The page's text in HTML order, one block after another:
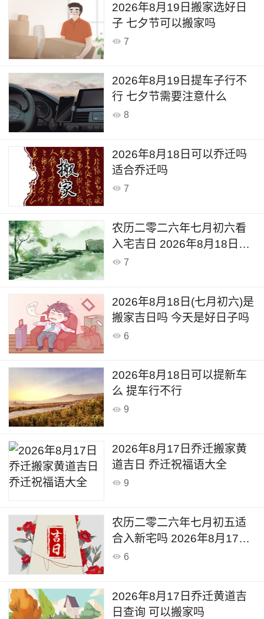
2026年8月19日搬家选好日
子 七夕节可以搬家吗
7
2026年8月19日提车子行不
行 七夕节需要注意什么
8
2026年8月18日可以乔迁吗
适合乔迁吗
7
农历二零二六年七月初六看
入宅吉日 2026年8月18日黄
道吉日查询
7
2026年8月18日(七月初六)是
搬家吉日吗 今天是好日子吗
6
2026年8月18日可以提新车
么 提车行不行
9
2026年8月17日乔迁搬家黄
道吉日 乔迁祝福语大全
9
农历二零二六年七月初五适
合入新宅吗 2026年8月17日
是吉利日子么
6
2026年8月17日乔迁黄道吉
日查询 可以搬家吗